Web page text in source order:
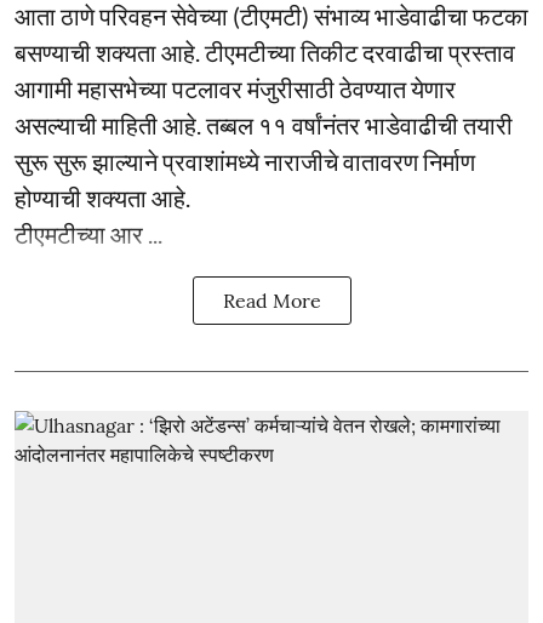
आता ठाणे परिवहन सेवेच्या (टीएमटी) संभाव्य भाडेवाढीचा फटका
बसण्याची शक्यता आहे. टीएमटीच्या तिकीट दरवाढीचा प्रस्ताव
आगामी महासभेच्या पटलावर मंजुरीसाठी ठेवण्यात येणार
असल्याची माहिती आहे. तब्बल ११ वर्षांनंतर भाडेवाढीची तयारी
सुरू सुरू झाल्याने प्रवाशांमध्ये नाराजीचे वातावरण निर्माण
होण्याची शक्यता आहे.
टीएमटीच्या आर ...
Read More